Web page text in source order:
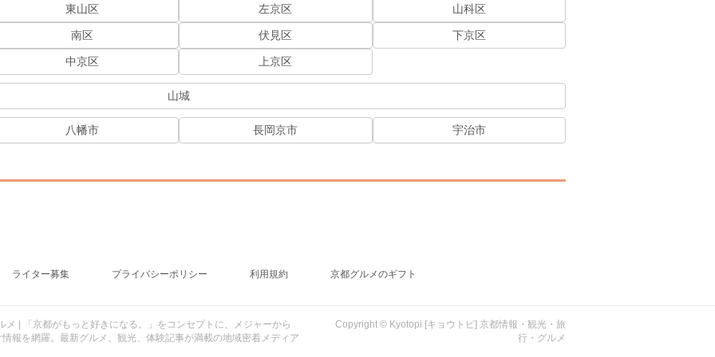
東山区 左京区 山科区
南区 伏見区 下京区
中京区 上京区
山城
八幡市 長岡京市 宇治市
ライター募集 プライバシーポリシー 利用規約 京都グルメのギフト
| 「京都がもっと好きになる。」をコンセプトに、メジャーから
報を網羅。最新グルメ、観光、体験記事が満載の地域密着メディア
Copyright © Kyotopi [キョウトピ] 京都情報・観光・旅
行・グルメ